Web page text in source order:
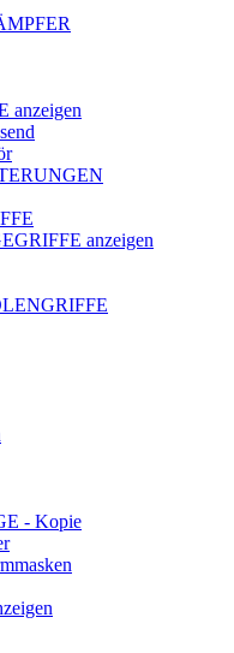
anzeigen
anzeigen
- Kopie